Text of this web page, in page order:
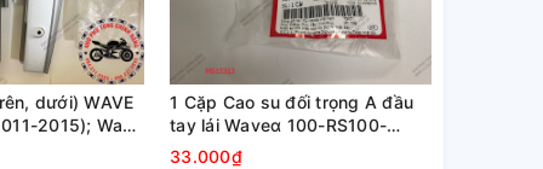
dưới) WAVE
2015); Wave
1 Cặp Cao su đối trọng A đầu
tay lái Waveα 100-RS100-
ws100-Neo-RSX100
33.000₫